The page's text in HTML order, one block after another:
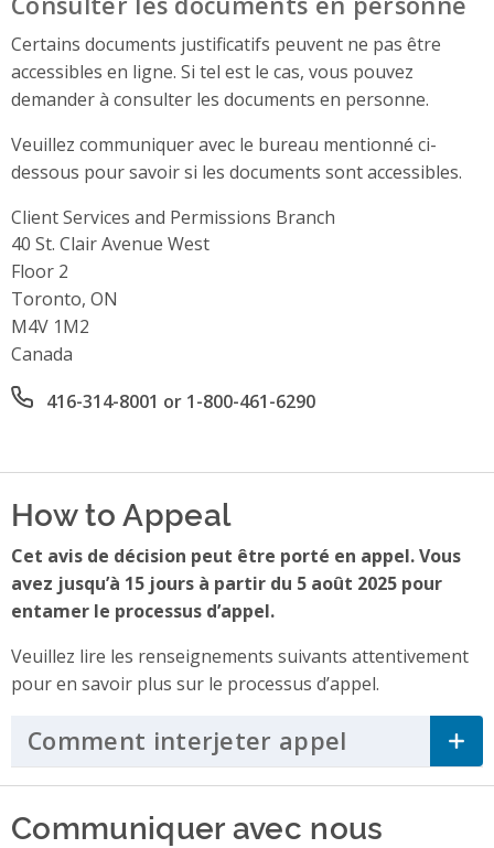
Certains documents justificatifs peuvent ne pas être
accessibles en ligne. Si tel est le cas, vous pouvez
demander à consulter les documents en personne.
Veuillez communiquer avec le bureau mentionné ci-
dessous pour savoir si les documents sont accessibles.
Client Services and Permissions Branch
Address
40 St. Clair Avenue West
Floor 2
Toronto, ON
M4V 1M2
Canada
Office phone number
416-314-8001 or 1-800-461-6290
How to Appeal
Cet avis de décision peut être porté en appel. Vous
avez jusqu’à 15 jours à partir du 5 août 2025 pour
entamer le processus d’appel.
Veuillez lire les renseignements suivants attentivement
pour en savoir plus sur le processus d’appel.
Comment interjeter appel Click to
Communiquer avec nous